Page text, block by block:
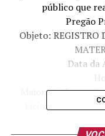
público que
Pregão
Objeto: REGISTRO
Data da
Maiores
Licitações da